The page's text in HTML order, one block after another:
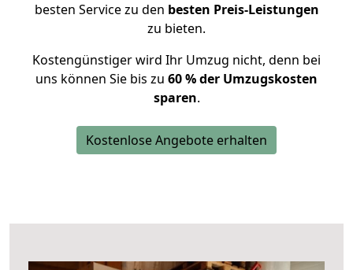
besten Service zu den besten Preis-Leistungen
zu bieten.
Kostengünstiger wird Ihr Umzug nicht, denn bei
uns können Sie bis zu 60 % der Umzugskosten
sparen.
Kostenlose Angebote erhalten